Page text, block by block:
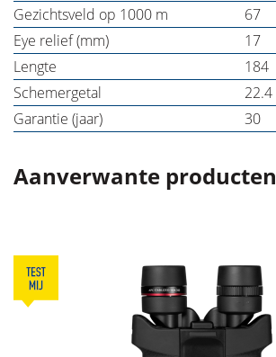
Gezichtsveld op 1000 m
67
Eye relief (mm)
17
Lengte
184
Schemergetal
22.4
Garantie (jaar)
30
Aanverwante producten